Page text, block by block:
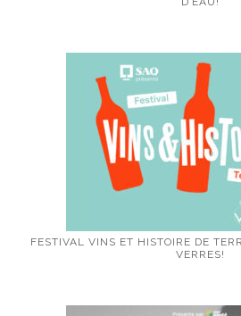
FESTIVAL VINS ET HISTOIRE DE
VERRES!